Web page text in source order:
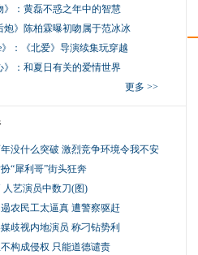
》：黄磊不惑之年中的智慧
炮》陈柏霖曝初吻属于范冰冰
》：《北爱》导演续集玩穿越
》：和夏日有关的爱情世界
更多 >>
没什么突破 激烈竞争环境令我不安
“犀利哥”街头狂奔
人艺演员中数刀(图)
农民工太逼真 遭警察驱赶
歧视内地演员 称刁钻势利
构成侵权 只能道德谴责